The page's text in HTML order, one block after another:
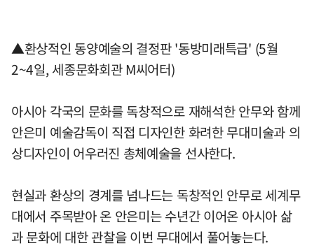
▲환상적인 동양예술의 결정판 '동방미래특급' (5월
2~4일, 세종문화회관 M씨어터)
아시아 각국의 문화를 독창적으로 재해석한 안무와 함께
안은미 예술감독이 직접 디자인한 화려한 무대미술과 의
상디자인이 어우러진 총체예술을 선사한다.
현실과 환상의 경계를 넘나드는 독창적인 안무로 세계무
대에서 주목받아 온 안은미는 수년간 이어온 아시아 삶
과 문화에 대한 관찰을 이번 무대에서 풀어놓는다.